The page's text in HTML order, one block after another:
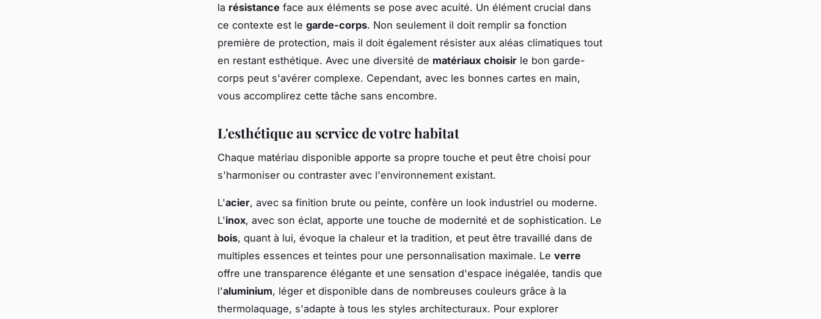
la résistance face aux éléments se pose avec acuité. Un élément crucial dans
ce contexte est le garde-corps. Non seulement il doit remplir sa fonction
première de protection, mais il doit également résister aux aléas climatiques tout
en restant esthétique. Avec une diversité de matériaux choisir le bon garde-
corps peut s'avérer complexe. Cependant, avec les bonnes cartes en main,
vous accomplirez cette tâche sans encombre.
L'esthétique au service de votre habitat
Chaque matériau disponible apporte sa propre touche et peut être choisi pour
s'harmoniser ou contraster avec l'environnement existant.
L'acier, avec sa finition brute ou peinte, confère un look industriel ou moderne.
L'inox, avec son éclat, apporte une touche de modernité et de sophistication. Le
bois, quant à lui, évoque la chaleur et la tradition, et peut être travaillé dans de
multiples essences et teintes pour une personnalisation maximale. Le verre
offre une transparence élégante et une sensation d'espace inégalée, tandis que
l'aluminium, léger et disponible dans de nombreuses couleurs grâce à la
thermolaquage, s'adapte à tous les styles architecturaux. Pour explorer